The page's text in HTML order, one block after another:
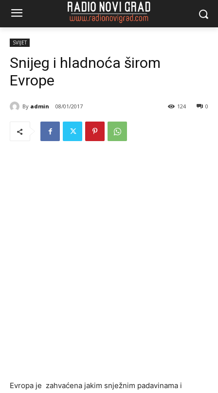
SVIJET
Snijeg i hladnoća širom
Evrope
By admin 08/01/2017 0
124
Evropa je zahvaćena jakim snježnim padavinama i